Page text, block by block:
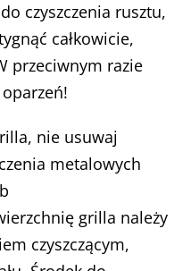
czyszczenia rusztu,
całkowicie,
przeciwnym razie
nie usuwaj
metalowych
grilla należy
czyszczącym,